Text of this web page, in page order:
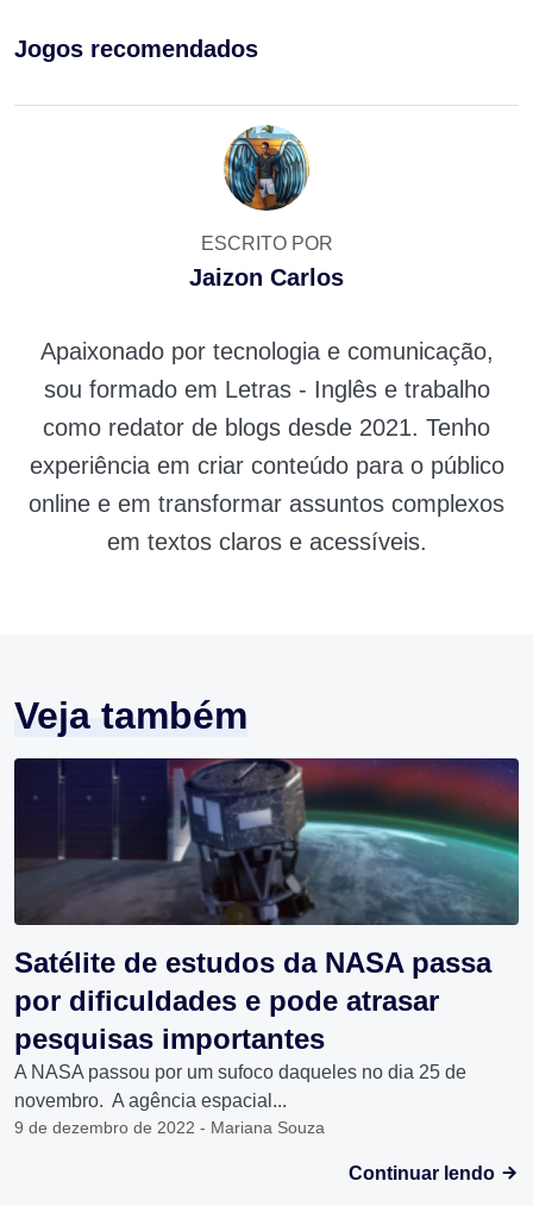
Jogos recomendados
ESCRITO POR
Jaizon Carlos
Apaixonado por tecnologia e comunicação,
sou formado em Letras - Inglês e trabalho
como redator de blogs desde 2021. Tenho
experiência em criar conteúdo para o público
online e em transformar assuntos complexos
em textos claros e acessíveis.
Veja também
Satélite de estudos da NASA passa
por dificuldades e pode atrasar
pesquisas importantes
A NASA passou por um sufoco daqueles no dia 25 de
novembro. A agência espacial...
9 de dezembro de 2022 - Mariana Souza
Continuar lendo